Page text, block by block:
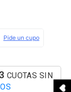
CUOTAS SIN